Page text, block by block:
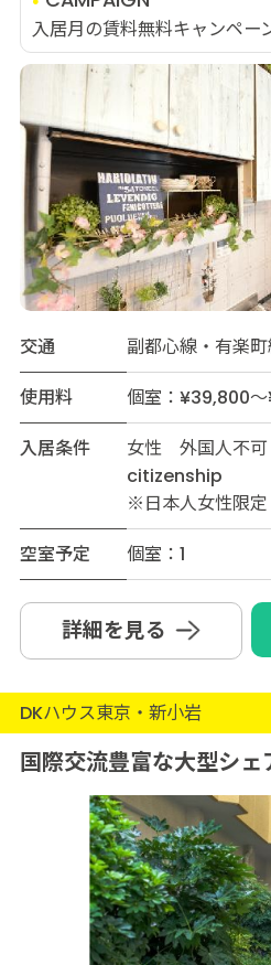
入居月の賃料無料キャンペー
交通
副都心線・有楽
使用料
個室：¥39,800
入居条件
女性 外国人不
citizenship
※日本人女性限定
空室予定
個室：1
詳細を見る
DKハウス東京・新小岩
国際交流豊富な大型シェ